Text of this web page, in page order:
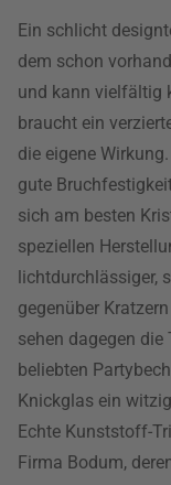
Ein schlicht
dem schon
und kann vielfältig
braucht ein
die eigene
gute
sich am besten
speziellen
lichtdurchlässiger,
gegenüber
sehen dagegen
beliebten
Knickglas ein
Echte Kunststoff-
Firma Bodum,